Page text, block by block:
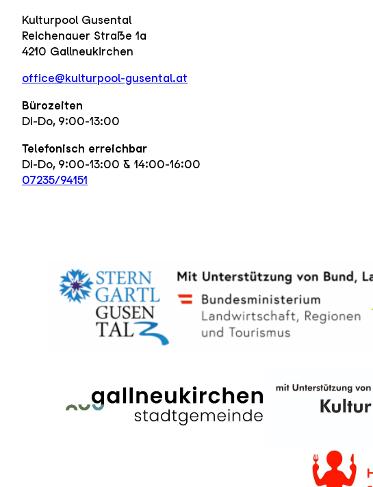
Kulturpool Gusental
Reichenauer Straße 1a
4210 Gallneukirchen
office@kulturpool-gusental.at
Bürozeiten
Di-Do, 9:00-13:00
Telefonisch erreichbar
Di-Do, 9:00-13:00 & 14:00-16:00
07235/94151